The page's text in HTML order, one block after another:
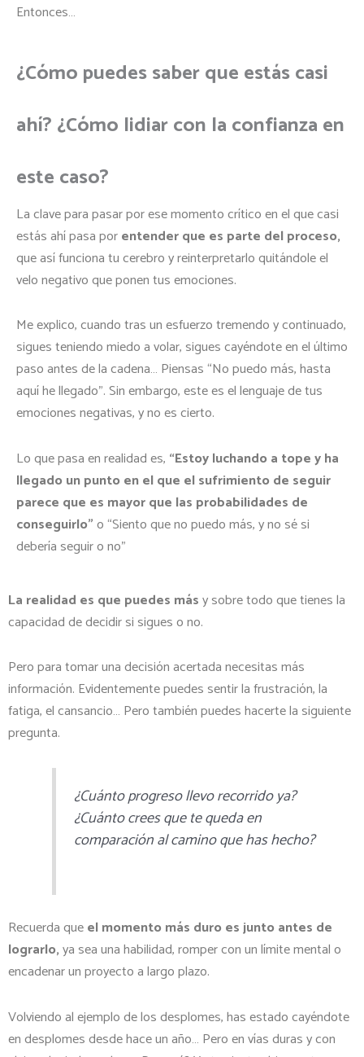
Entonces…
¿Cómo puedes saber que estás casi
ahí? ¿Cómo lidiar con la confianza en
este caso?
La clave para pasar por ese momento crítico en el que casi
estás ahí pasa porentender que es parte del proceso,
que así funciona tu cerebro y reinterpretarlo quitándole el
velo negativo que ponen tus emociones.
Me explico, cuando tras un esfuerzo tremendo y continuado,
sigues teniendo miedo a volar, sigues cayéndote en el último
paso antes de la cadena… Piensas “No puedo más, hasta
aquí he llegado”. Sin embargo, este es el lenguaje de tus
emociones negativas, y no es cierto.
Lo que pasa en realidad es, “Estoy luchando a tope y ha
llegado un punto en el que el sufrimiento de seguir
parece que es mayor que las probabilidades de
conseguirlo”o “Siento que no puedo más, y no sé si
debería seguir o no”
La realidad es que puedes másy sobre todo que tienes la
capacidad de decidir si sigues o no.
Pero para tomar una decisión acertada necesitas más
información. Evidentemente puedes sentir la frustración, la
fatiga, el cansancio… Pero también puedes hacerte la siguiente
pregunta.
¿Cuánto progreso llevo recorrido ya?
¿Cuánto crees que te queda en
comparación al camino que has hecho?
Recuerda queel momento más duro es junto antes de
lograrlo,ya sea una habilidad, romper con un límite mental o
encadenar un proyecto a largo plazo.
Volviendo al ejemplo de los desplomes, has estado cayéndote
en desplomes desde hace un año… Pero en vías duras y con